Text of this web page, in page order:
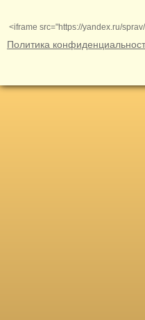
<iframe src="https://yandex.ru/
Политика